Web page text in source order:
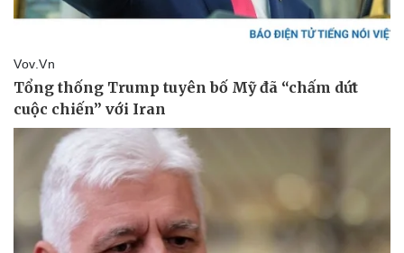
Thế giới thể thao
Tư vấn